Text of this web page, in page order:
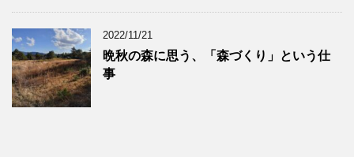
2022/11/21
晩秋の森に思う、「森づくり」という仕
事